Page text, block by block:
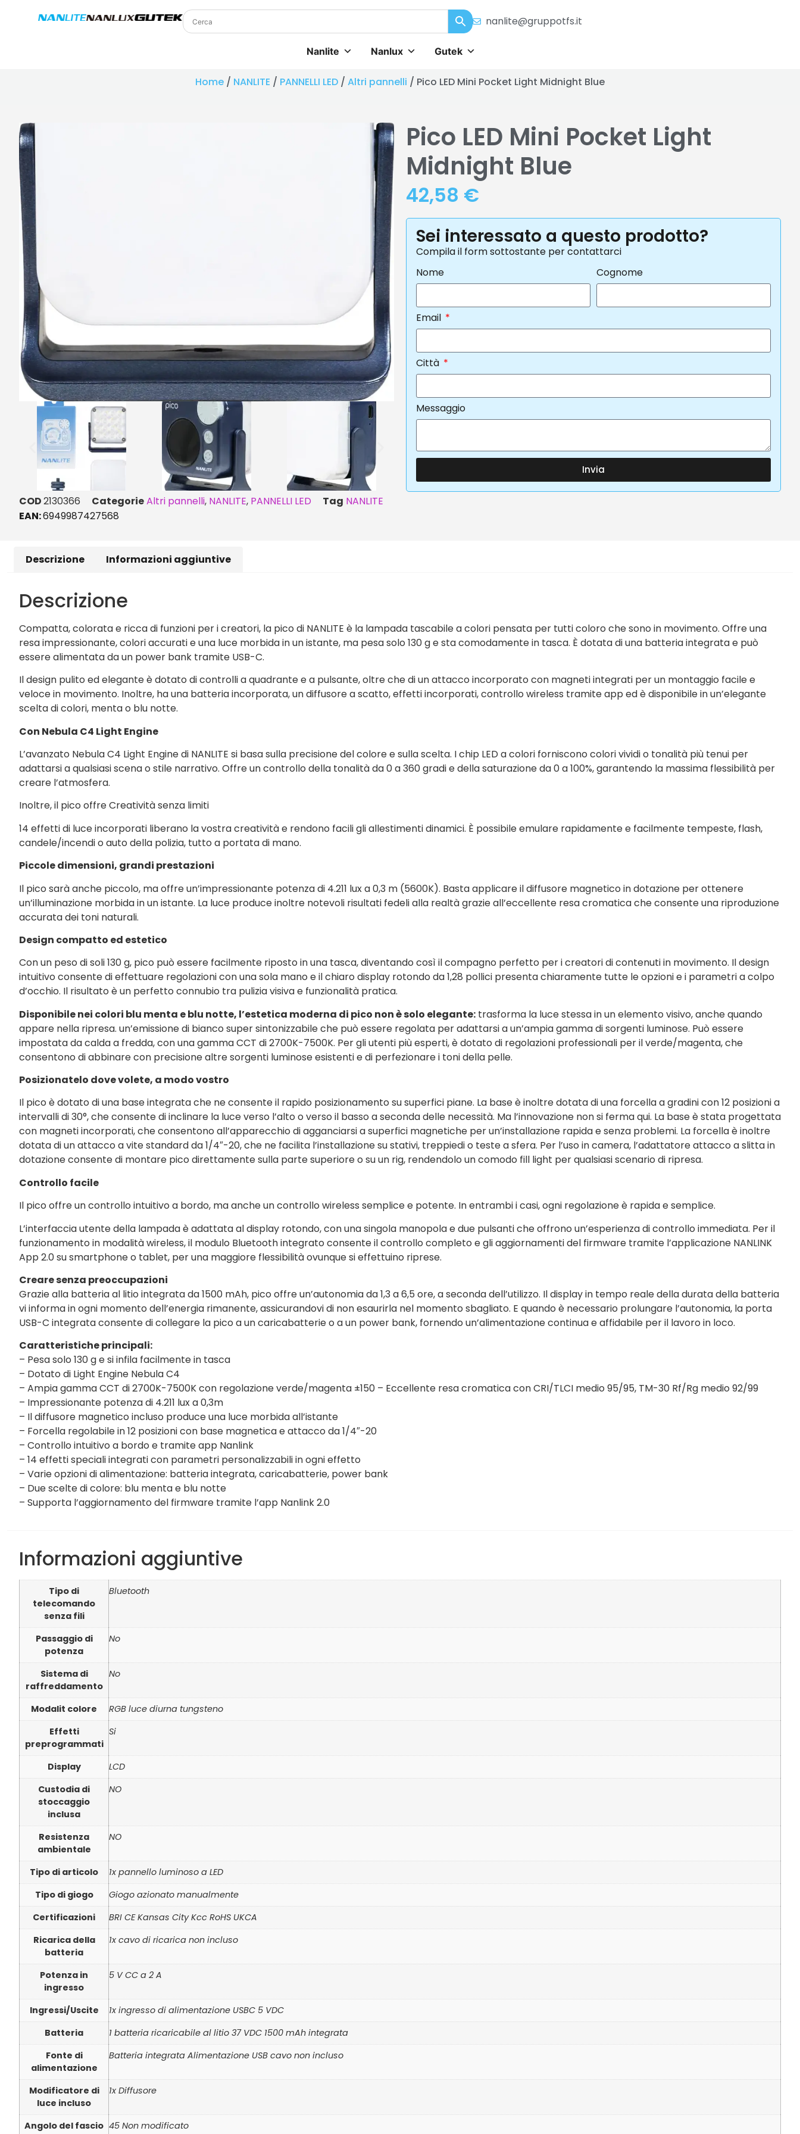
nanlite@gruppotfs.it
Nanlite Nanlux Gutek
Home / NANLITE / PANNELLI LED / Altri pannelli / Pico LED Mini Pocket Light Midnight Blue
COD2130366 CategorieAltri pannelli, NANLITE, PANNELLI LED Tag NANLITE
EAN:6949987427568
Pico LED Mini Pocket Light
Midnight Blue
42,58 €
Sei interessato a questo prodotto?
Compila il form sottostante per contattarci
Nome
Cognome
Email
Città
Messaggio
Invia
Descrizione Informazioni aggiuntive
Descrizione
Compatta, colorata e ricca di funzioni per i creatori, la pico di NANLITE è la lampada tascabile a colori pensata per tutti coloro che sono in movimento. Offre una
resa impressionante, colori accurati e una luce morbida in un istante, ma pesa solo 130 g e sta comodamente in tasca. È dotata di una batteria integrata e può
essere alimentata da un power bank tramite USB-C.
Il design pulito ed elegante è dotato di controlli a quadrante e a pulsante, oltre che di un attacco incorporato con magneti integrati per un montaggio facile e
veloce in movimento. Inoltre, ha una batteria incorporata, un diffusore a scatto, effetti incorporati, controllo wireless tramite app ed è disponibile in un’elegante
scelta di colori, menta o blu notte.
Con Nebula C4 Light Engine
L’avanzato Nebula C4 Light Engine di NANLITE si basa sulla precisione del colore e sulla scelta. I chip LED a colori forniscono colori vividi o tonalità più tenui per
adattarsi a qualsiasi scena o stile narrativo. Offre un controllo della tonalità da 0 a 360 gradi e della saturazione da 0 a 100%, garantendo la massima flessibilità per
creare l’atmosfera.
Inoltre, il pico offre Creatività senza limiti
14 effetti di luce incorporati liberano la vostra creatività e rendono facili gli allestimenti dinamici. È possibile emulare rapidamente e facilmente tempeste, flash,
candele/incendi o auto della polizia, tutto a portata di mano.
Piccole dimensioni, grandi prestazioni
Il pico sarà anche piccolo, ma offre un’impressionante potenza di 4.211 lux a 0,3 m (5600K). Basta applicare il diffusore magnetico in dotazione per ottenere
un’illuminazione morbida in un istante. La luce produce inoltre notevoli risultati fedeli alla realtà grazie all’eccellente resa cromatica che consente una riproduzione
accurata dei toni naturali.
Design compatto ed estetico
Con un peso di soli 130 g, pico può essere facilmente riposto in una tasca, diventando così il compagno perfetto per i creatori di contenuti in movimento. Il design
intuitivo consente di effettuare regolazioni con una sola mano e il chiaro display rotondo da 1,28 pollici presenta chiaramente tutte le opzioni e i parametri a colpo
d’occhio. Il risultato è un perfetto connubio tra pulizia visiva e funzionalità pratica.
Disponibile nei colori blu menta e blu notte, l’estetica moderna di pico non è solo elegante: trasforma la luce stessa in un elemento visivo, anche quando
appare nella ripresa. un’emissione di bianco super sintonizzabile che può essere regolata per adattarsi a un’ampia gamma di sorgenti luminose. Può essere
impostata da calda a fredda, con una gamma CCT di 2700K-7500K. Per gli utenti più esperti, è dotato di regolazioni professionali per il verde/magenta, che
consentono di abbinare con precisione altre sorgenti luminose esistenti e di perfezionare i toni della pelle.
Posizionatelo dove volete, a modo vostro
Il pico è dotato di una base integrata che ne consente il rapido posizionamento su superfici piane. La base è inoltre dotata di una forcella a gradini con 12 posizioni a
intervalli di 30°, che consente di inclinare la luce verso l’alto o verso il basso a seconda delle necessità. Ma l’innovazione non si ferma qui. La base è stata progettata
con magneti incorporati, che consentono all’apparecchio di agganciarsi a superfici magnetiche per un’installazione rapida e senza problemi. La forcella è inoltre
dotata di un attacco a vite standard da 1/4″-20, che ne facilita l’installazione su stativi, treppiedi o teste a sfera. Per l’uso in camera, l’adattatore attacco a slitta in
dotazione consente di montare pico direttamente sulla parte superiore o su un rig, rendendolo un comodo fill light per qualsiasi scenario di ripresa.
Controllo facile
Il pico offre un controllo intuitivo a bordo, ma anche un controllo wireless semplice e potente. In entrambi i casi, ogni regolazione è rapida e semplice.
L’interfaccia utente della lampada è adattata al display rotondo, con una singola manopola e due pulsanti che offrono un’esperienza di controllo immediata. Per il
funzionamento in modalità wireless, il modulo Bluetooth integrato consente il controllo completo e gli aggiornamenti del firmware tramite l’applicazione NANLINK
App 2.0 su smartphone o tablet, per una maggiore flessibilità ovunque si effettuino riprese.
Creare senza preoccupazioni
Grazie alla batteria al litio integrata da 1500 mAh, pico offre un’autonomia da 1,3 a 6,5 ore, a seconda dell’utilizzo. Il display in tempo reale della durata della batteria
vi informa in ogni momento dell’energia rimanente, assicurandovi di non esaurirla nel momento sbagliato. E quando è necessario prolungare l’autonomia, la porta
USB-C integrata consente di collegare la pico a un caricabatterie o a un power bank, fornendo un’alimentazione continua e affidabile per il lavoro in loco.
Caratteristiche principali:
– Pesa solo 130 g e si infila facilmente in tasca
– Dotato di Light Engine Nebula C4
– Ampia gamma CCT di 2700K-7500K con regolazione verde/magenta ±150 – Eccellente resa cromatica con CRI/TLCI medio 95/95, TM-30 Rf/Rg medio 92/99
– Impressionante potenza di 4.211 lux a 0,3m
– Il diffusore magnetico incluso produce una luce morbida all’istante
– Forcella regolabile in 12 posizioni con base magnetica e attacco da 1/4″-20
– Controllo intuitivo a bordo e tramite app Nanlink
– 14 effetti speciali integrati con parametri personalizzabili in ogni effetto
– Varie opzioni di alimentazione: batteria integrata, caricabatterie, power bank
– Due scelte di colore: blu menta e blu notte
– Supporta l’aggiornamento del firmware tramite l’app Nanlink 2.0
Informazioni aggiuntive
Tipo di
telecomando
senza fili
Bluetooth
Passaggio di
potenza
No
Sistema di
raffreddamento
No
Modalit colore
RGB luce diurna tungsteno
Effetti
preprogrammati
Si
Display
LCD
Custodia di
stoccaggio
inclusa
NO
Resistenza
ambientale
NO
Tipo di articolo
1x pannello luminoso a LED
Tipo di giogo
Giogo azionato manualmente
Certificazioni
BRI CE Kansas City Kcc RoHS UKCA
Ricarica della
batteria
1x cavo di ricarica non incluso
Potenza in
ingresso
5 V CC a 2 A
Ingressi/Uscite
1x ingresso di alimentazione USBC 5 VDC
Batteria
1 batteria ricaricabile al litio 37 VDC 1500 mAh integrata
Fonte di
alimentazione
Batteria integrata Alimentazione USB cavo non incluso
Modificatore di
luce incluso
1x Diffusore
Angolo del fascio 45 Non modificato